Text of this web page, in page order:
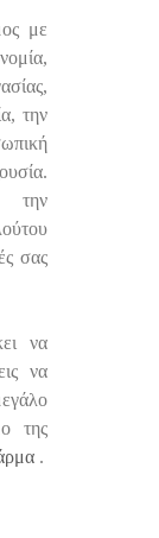
με
την
την
σας
να
να
της
.